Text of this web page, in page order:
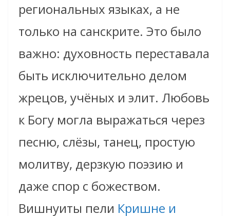
региональных языках, а не
только на санскрите. Это было
важно: духовность переставала
быть исключительно делом
жрецов, учёных и элит. Любовь
к Богу могла выражаться через
песню, слёзы, танец, простую
молитву, дерзкую поэзию и
даже спор с божеством.
Вишнуиты пели Кришне и